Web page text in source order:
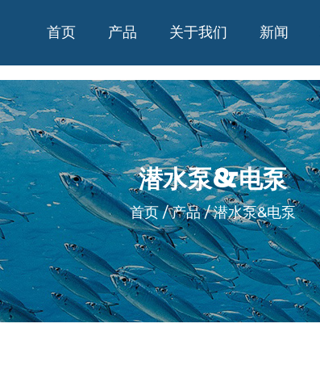
首页 产品 关于我们 新闻
潜水泵&电泵
首页/产品/潜水泵&电泵